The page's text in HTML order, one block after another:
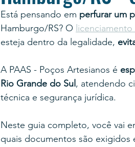
Está pensando em perfurar um
Hamburgo/RS? O
esteja dentro da legalidade,
A PAAS - Poços Artesianos é
Rio Grande do Sul , atendendo
técnica e segurança jurídica.
Neste guia completo, você vai
quais documentos são exigidos